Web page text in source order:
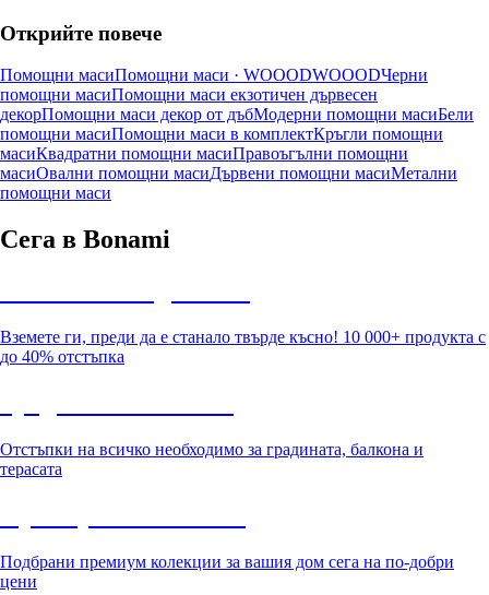
Открийте повече
Помощни масиПомощни маси · WOOODWOOODЧерни
помощни масиПомощни маси екзотичен дървесен
декорПомощни маси декор от дъбМодерни помощни масиБели
помощни масиПомощни маси в комплектКръгли помощни
масиКвадратни помощни масиПравоъгълни помощни
масиОвални помощни масиДървени помощни масиМетални
помощни маси
Сега в Bonami
Вземете ги, преди да е станало твърде късно! 10 000+ продукта с
до 40% отстъпка
Отстъпки на всичко необходимо за градината, балкона и
терасата
Подбрани премиум колекции за вашия дом сега на по-добри
цени